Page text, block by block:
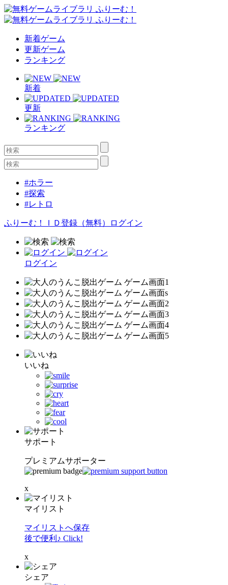
新着ゲーム
更新ゲーム
ランキング
新着
更新
ランキング
#ホラー
#探索
#レトロ
ふりーむ！ＩＤ登録（無料） ログイン
ログイン
いいね
サポート
プレミアムサポーター
x
マイリスト
マイリストへ保存
後で便利♪ Click!
x
シェア